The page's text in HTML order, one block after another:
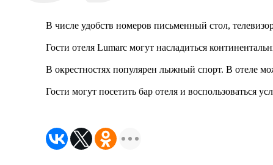
В числе удобств номеров письменный стол,
Гости отеля Lumarc могут насладиться
В окрестностях популярен лыжный спорт. В отеле
Гости могут посетить бар отеля и воспользоваться